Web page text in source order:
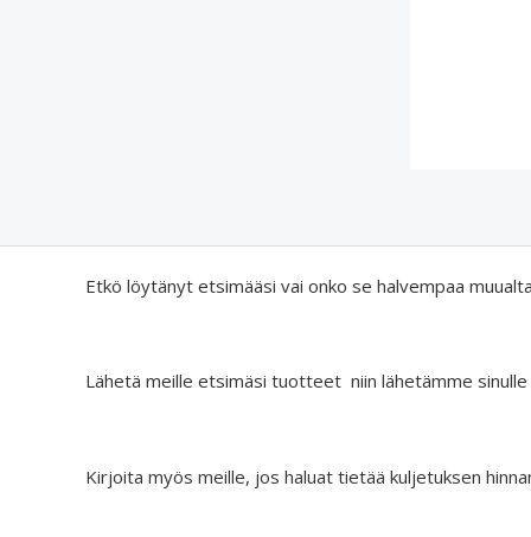
Etkö löytänyt etsimääsi vai onko se halvempaa
Lähetä meille etsimäsi tuotteet niin lähetämme sinulle
Kirjoita myös meille, jos haluat tietää kuljetuksen